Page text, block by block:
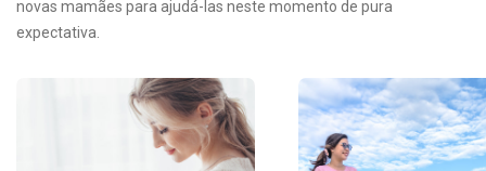
novas mamães para ajudá-las neste momento de pura
expectativa.